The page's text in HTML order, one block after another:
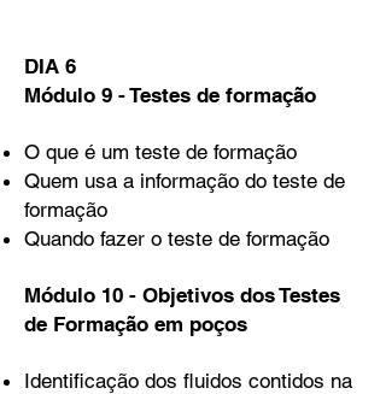
DIA 6
Módulo 9 - Testes de formação
O que é um teste de formação
Quem usa a informação do teste de
formação
Quando fazer o teste de formação
Módulo 10 - Objetivos dos Testes
de Formação em poços
Identificação dos fluidos contidos na